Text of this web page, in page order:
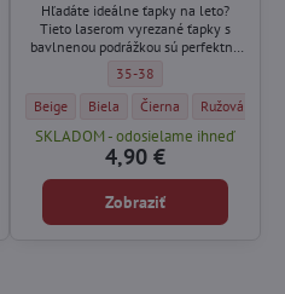
L42 Marilyn - Veľkosť:
L42 Marilyn - Farba:
Hľadáte ideálne ťapky na leto?
Tieto laserom vyrezané ťapky s
bavlnenou podrážkou sú perfektné
do balerínok, lodičiek či športovej
obuvi. Vďaka silikónu na spodnej
strane a špeciálnej technológii proti
zošmyknutiu držia pevne na nohe
počas celého dňa.
Laserom strihané ťapky s
35-38
Laserom strihané ťapky s
Beige Laserom strihané ťapky s
Biela Laserom strihané
Čierna Laserom
Ružová
SKLADOM - odosielame ihneď
4,90 €
Zobraziť